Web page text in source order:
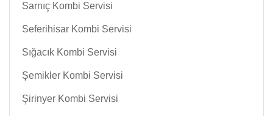
Sarnıç Kombi Servisi
Seferihisar Kombi Servisi
Sığacık Kombi Servisi
Şemikler Kombi Servisi
Şirinyer Kombi Servisi